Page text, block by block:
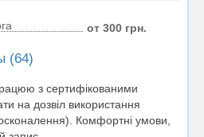
от 300 грн.
(64)
з сертифікованими
на дозвіл використання
Комфортні умови,